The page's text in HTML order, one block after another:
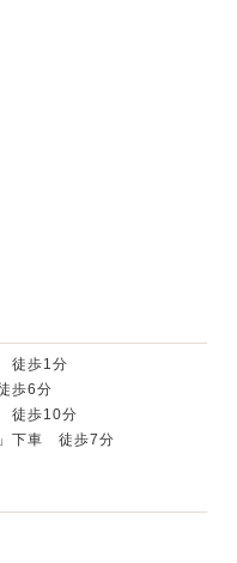
徒歩1分
歩6分
徒歩10分
下車 徒歩7分